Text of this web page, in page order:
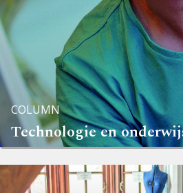
COLUMN
Technologie en